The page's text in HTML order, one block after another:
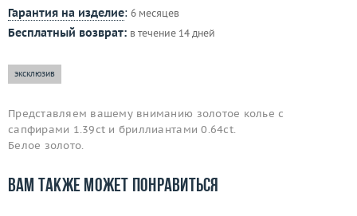
Гарантия на изделие: 6 месяцев
Бесплатный возврат: в течение 14 дней
эксклюзив
Представляем вашему вниманию золотое колье с
сапфирами 1.39ct и бриллиантами 0.64ct.
Белое золото.
Вам также может понравиться